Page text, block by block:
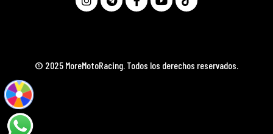
© 2025 MoreMotoRacing. Todos los derechos reservados.